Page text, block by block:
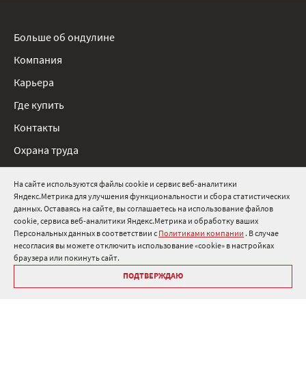
На сайте используются файлы cookie и сервис веб-аналитики
Яндекс.Метрика для улучшения функциональности и сбора статистических
данных. Оставаясь на сайте, вы соглашаетесь на использование файлов
cookie, сервиса веб-аналитики Яндекс.Метрика и обработку ваших
Персональных данных в соответствии с Политиками компании . В случае
несогласия вы можете отключить использование «cookie» в настройках
браузера или покинуть сайт.
ПОДТВЕРЖДАЮ
8 800 511 91 82
info@onduline.ru
Россия Беларусь Казахстан
Больше об ондулине
Компания
Карьера
Где купить
Контакты
Охрана труда